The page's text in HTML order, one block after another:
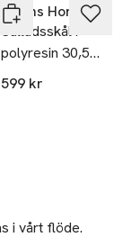
Åhléns Home
Salladsskål i
polyresin 30,5
cm
599 kr
i vårt flöde.